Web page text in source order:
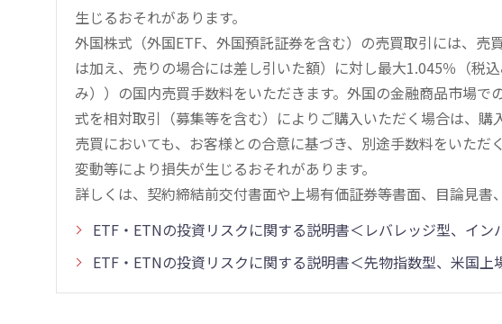
生じるおそれがあります。
外国株式（外国ETF、外国預託証券を含む）の売買取引には、
は加え、売りの場合には差し引いた額）に対し最大1.045％（税
み））の国内売買手数料をいただきます。外国の金融商品市場
式を相対取引（募集等を含む）によりご購入いただく場合は、
売買においても、お客様との合意に基づき、別途手数料をいた
変動等により損失が生じるおそれがあります。
詳しくは、契約締結前交付書面や上場有価証券等書面、目論見書
ETF・ETNの投資リスクに関する説明書＜レバレッジ型、イン
ETF・ETNの投資リスクに関する説明書＜先物指数型、米国上